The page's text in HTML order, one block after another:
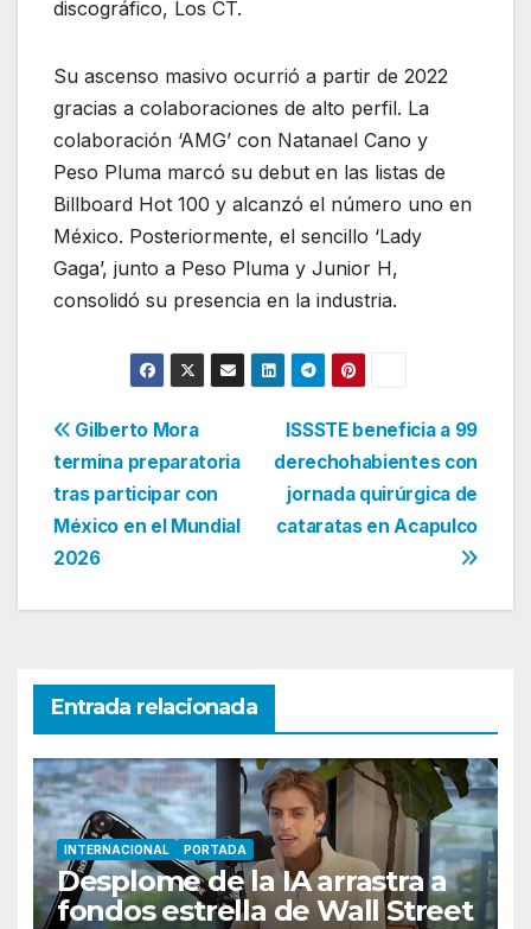
discográfico, Los CT.
Su ascenso masivo ocurrió a partir de 2022
gracias a colaboraciones de alto perfil. La
colaboración ‘AMG’ con Natanael Cano y
Peso Pluma marcó su debut en las listas de
Billboard Hot 100 y alcanzó el número uno en
México. Posteriormente, el sencillo ‘Lady
Gaga’, junto a Peso Pluma y Junior H,
consolidó su presencia en la industria.
Navegación
de
entradas
ISSSTE beneficia a 99
derechohabientes con
jornada quirúrgica de
cataratas en Acapulco
Gilberto Mora
termina preparatoria
tras participar con
México en el Mundial
2026
Entrada relacionada
INTERNACIONAL PORTADA
Desplome de la IA arrastra a
fondos estrella de Wall Street